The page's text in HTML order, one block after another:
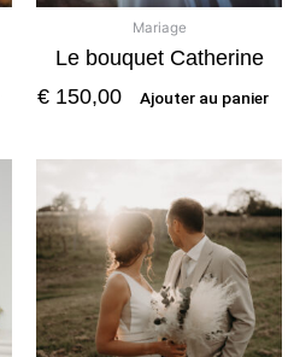
Mariage
Le bouquet Catherine
€ 150,00 Ajouter au panier